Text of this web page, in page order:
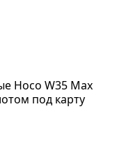
Hoco W35 Max
под карту